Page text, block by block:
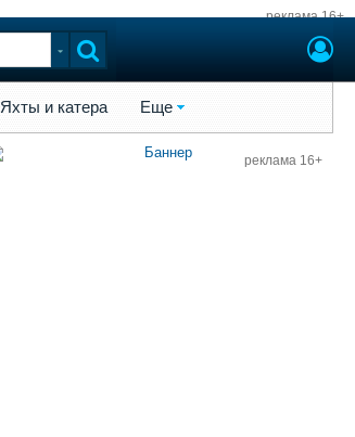
реклама 16+
Яхты и катера Еще
реклама 16+